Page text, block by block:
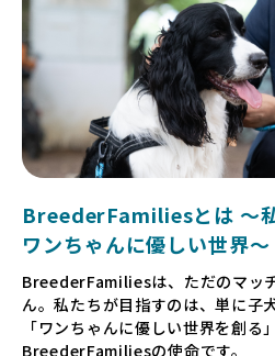
BreederFamiliesとは 〜私
ワンちゃんに優しい世界〜
BreederFamiliesは、ただのマッ
ん。私たちが目指すのは、単に子
「ワンちゃんに優しい世界を創
BreederFamiliesの使命です。